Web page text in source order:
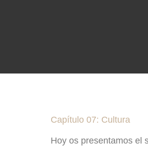
Capítulo 07: Cultura
Hoy os presentamos el